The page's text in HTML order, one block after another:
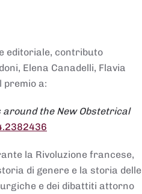
editoriale, contributo
Elena Canadelli, Flavia
premio a:
the New Obstetrical
la Rivoluzione francese,
di genere e la storia delle
e dei dibattiti attorno